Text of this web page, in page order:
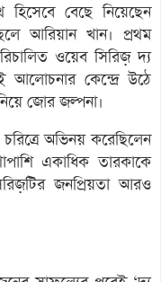
বেছে নিয়েছেন
আরিয়ান খান। প্রথম
ওয়েব সিরিজ় দ্য
কেন্দ্রে উঠে
জোর জল্পনা।
অভিনয় করেছিলেন
একাধিক তারকাকে
জনপ্রিয়তা আরও